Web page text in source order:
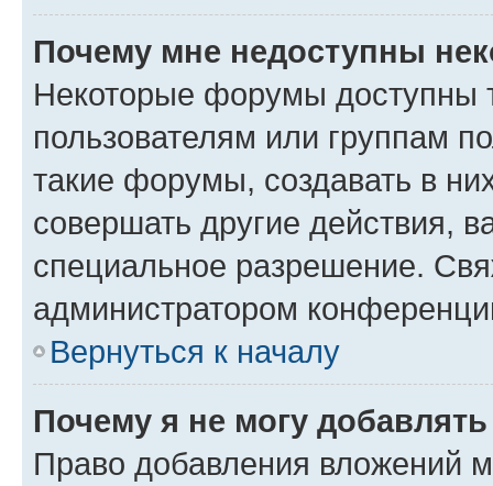
Почему мне недоступны
Некоторые форумы доступны
пользователям или группам
такие форумы, создавать в
совершать другие действия,
специальное разрешение.
администратором
Вернуться к началу
Почему я не могу
Право добавления вложений